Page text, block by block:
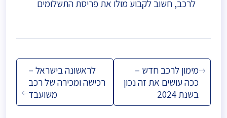
לרכב, חשוב לקבוע מולו את פריסת התשלומים
ניווט
מימון לרכב חדש –
ככה עושים את זה נכון
בשנת 2024
לראשונה בישראל –
רכישה ומכירה של רכב
משועבד